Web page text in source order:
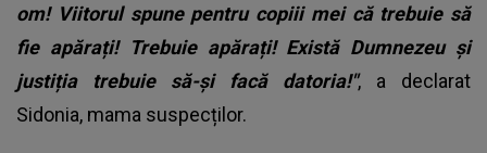
om! Viitorul spune pentru copiii mei că trebuie să
fie apărați! Trebuie apărați! Există Dumnezeu și
justiția trebuie să-și facă datoria!", a declarat
Sidonia, mama suspecților.